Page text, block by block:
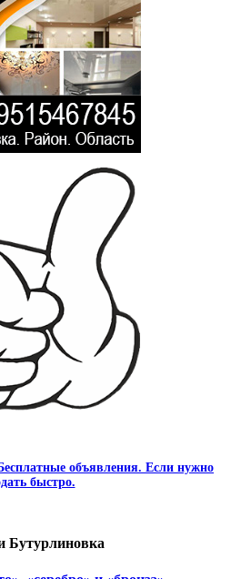
объявления. Если нужно
быстро.
Бутурлиновка